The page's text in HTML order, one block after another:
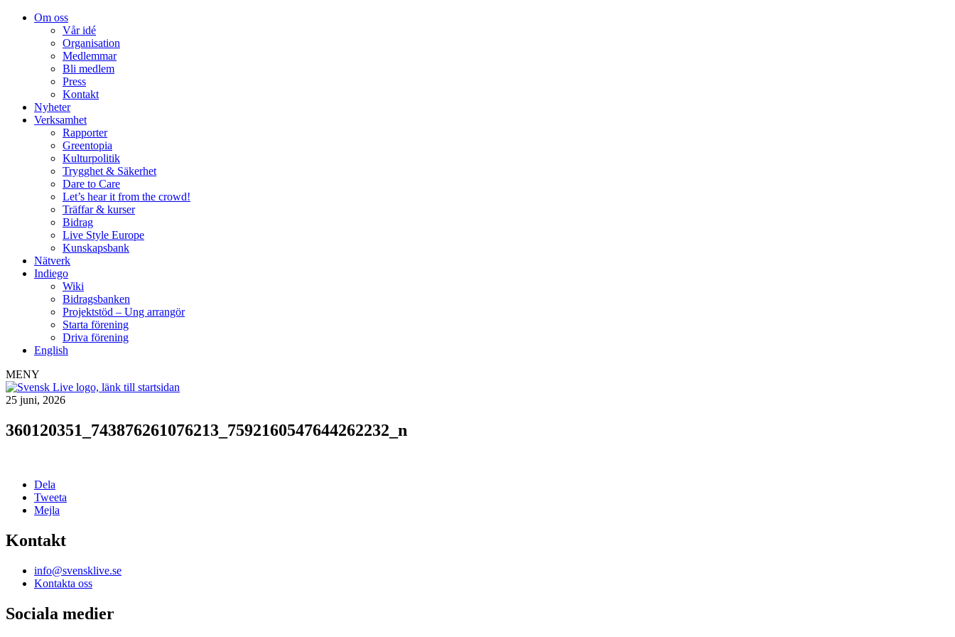
Om oss
Vår idé
Organisation
Medlemmar
Bli medlem
Press
Kontakt
Nyheter
Verksamhet
Rapporter
Greentopia
Kulturpolitik
Trygghet & Säkerhet
Dare to Care
Let’s hear it from the crowd!
Träffar & kurser
Bidrag
Live Style Europe
Kunskapsbank
Nätverk
Indiego
Wiki
Bidragsbanken
Projektstöd – Ung arrangör
Starta förening
Driva förening
English
MENY
25 juni, 2026
360120351_743876261076213_7592160547644262232_n
Dela
Tweeta
Mejla
Kontakt
info@svensklive.se
Kontakta oss
Sociala medier